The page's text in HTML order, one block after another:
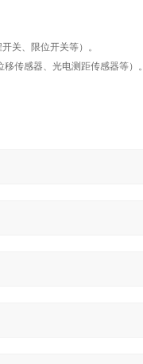
关、限位开关等）。
传感器、光电测距传感器等）。